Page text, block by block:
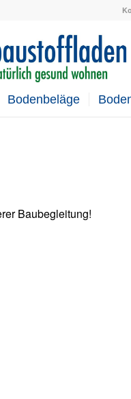
Bodenbeläge
Baubegleitung!